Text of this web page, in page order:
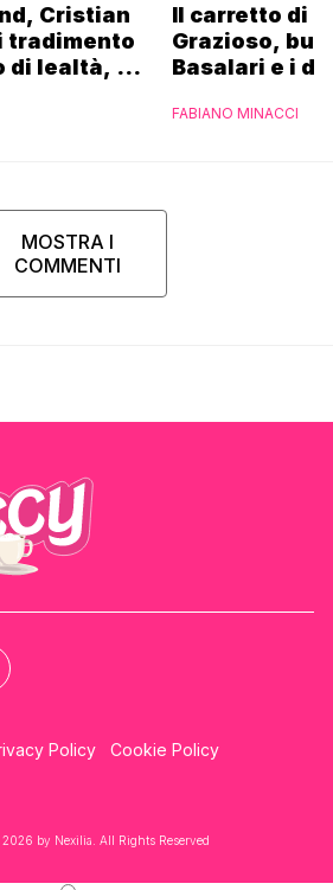
Cristian
tradimento
di lealtà, ma
Il carretto di
Grazioso,
Basalari e i
Ferrero”
FABIANO MINACCI
MOSTRA I
COMMENTI
Policy
Cookie Policy
by Nexilia. All Rights Reserved